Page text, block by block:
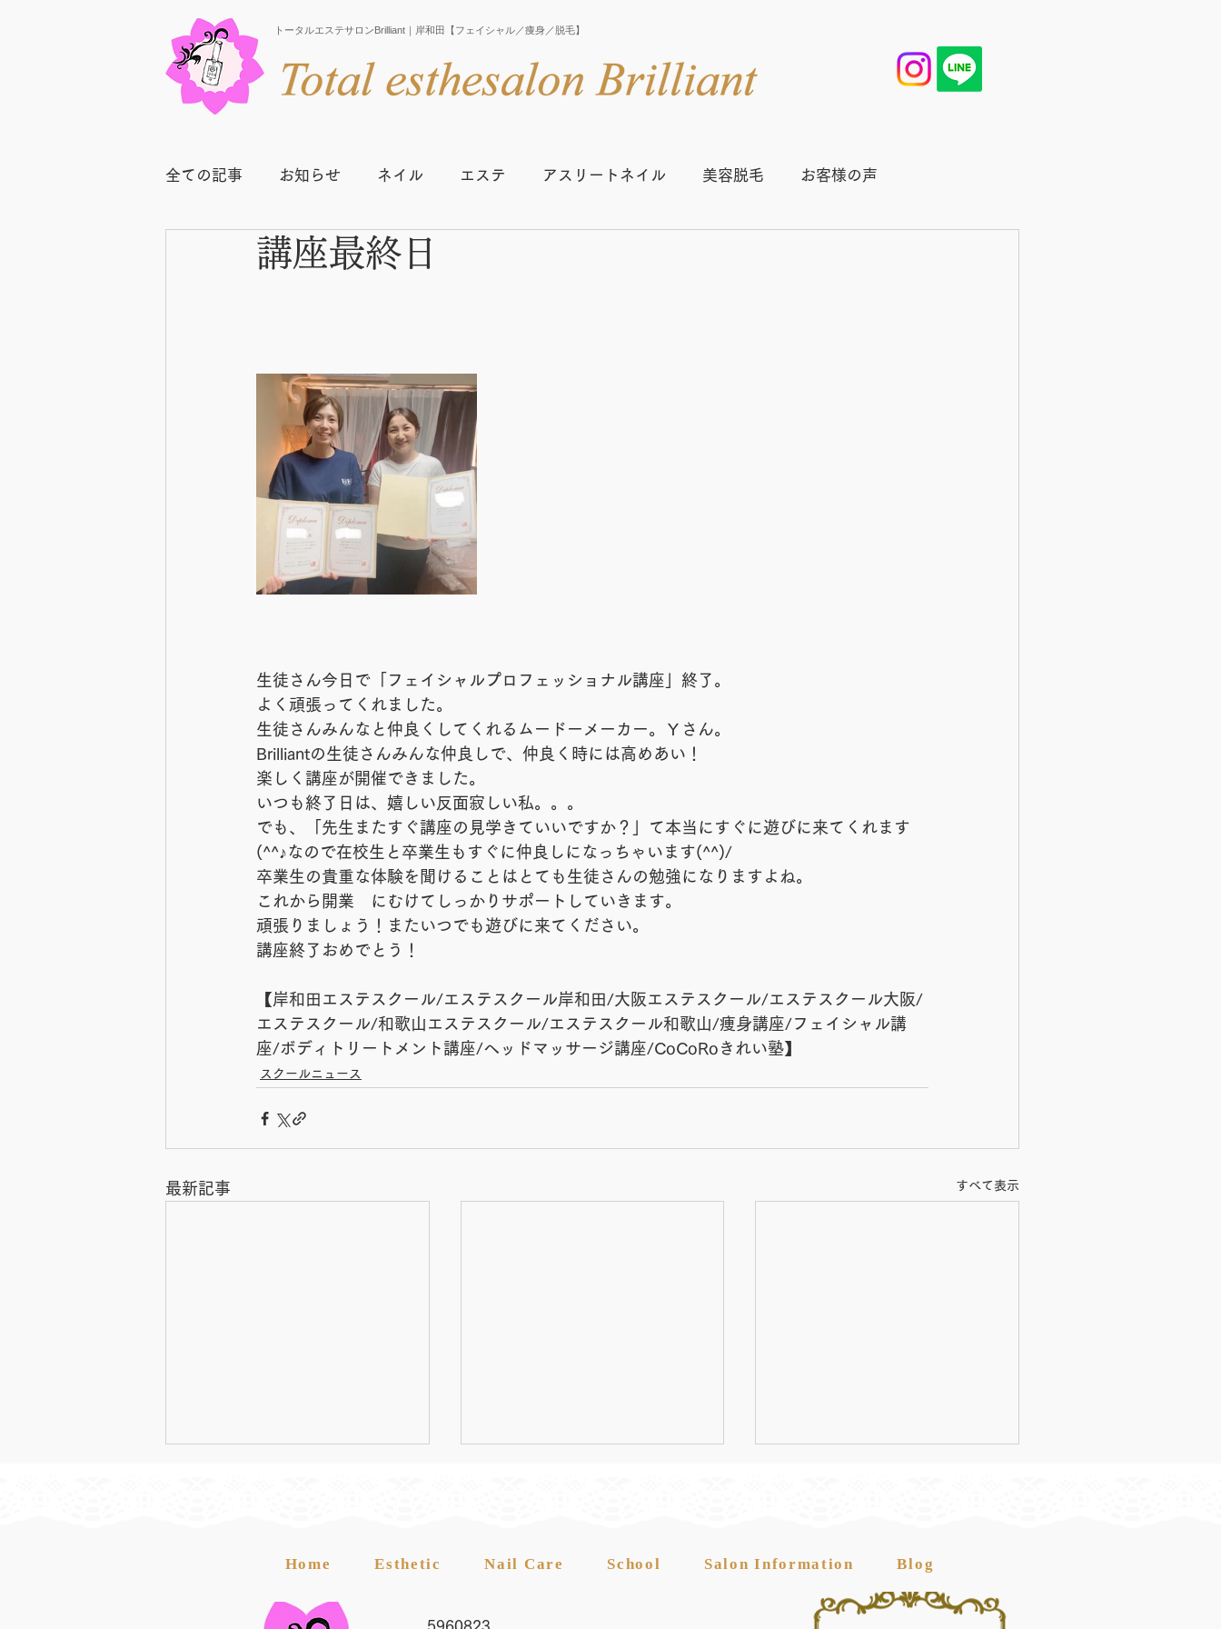
トータルエステサロンBrilliant｜岸和田【フェイシャル／痩身／脱毛】
全ての記事 お知らせ ネイル エステ アスリートネイル 美容脱毛 お客様の声
スクールニュース 卒業生の声
講座最終日
生徒さん今日で「フェイシャルプロフェッショナル講座」終了。
よく頑張ってくれました。
生徒さんみんなと仲良くしてくれるムードーメーカー。Ｙさん。
Brilliantの生徒さんみんな仲良しで、仲良く時には高めあい！
楽しく講座が開催できました。
いつも終了日は、嬉しい反面寂しい私。。。
でも、「先生またすぐ講座の見学きていいですか？」て本当にすぐに遊びに来てくれます
(^^♪なので在校生と卒業生もすぐに仲良しになっちゃいます(^^)/
卒業生の貴重な体験を聞けることはとても生徒さんの勉強になりますよね。
これから開業　にむけてしっかりサポートしていきます。
頑張りましょう！またいつでも遊びに来てください。
講座終了おめでとう！
【岸和田エステスクール/エステスクール岸和田/大阪エステスクール/エステスクール大阪/
エステスクール/和歌山エステスクール/エステスクール和歌山/痩身講座/フェイシャル講
座/ボディトリートメント講座/ヘッドマッサージ講座/CoCoRoきれい塾】
スクールニュース
最新記事 すべて表示
Home Esthetic Nail Care School Salon Information Blog